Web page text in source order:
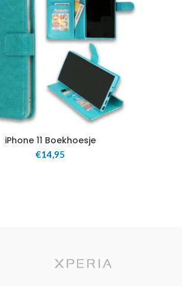
iPhone 11 Boekhoesje
€14,95